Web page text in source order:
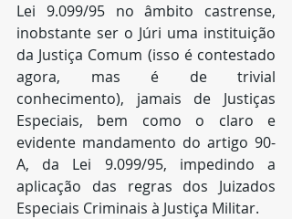
Lei 9.099/95 no âmbito castrense,
inobstante ser o Júri uma instituição
da Justiça Comum (isso é contestado
agora, mas é de trivial
conhecimento), jamais de Justiças
Especiais, bem como o claro e
evidente mandamento do artigo 90-
A, da Lei 9.099/95, impedindo a
aplicação das regras dos Juizados
Especiais Criminais à Justiça Militar.